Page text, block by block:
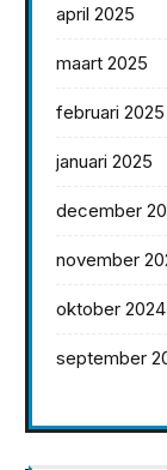
april 2025
maart 2025
februari 2025
januari 2025
december
november
oktober 2024
september